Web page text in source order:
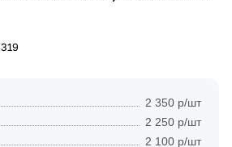
2 350 р/шт
2 250 р/шт
2 100 р/шт